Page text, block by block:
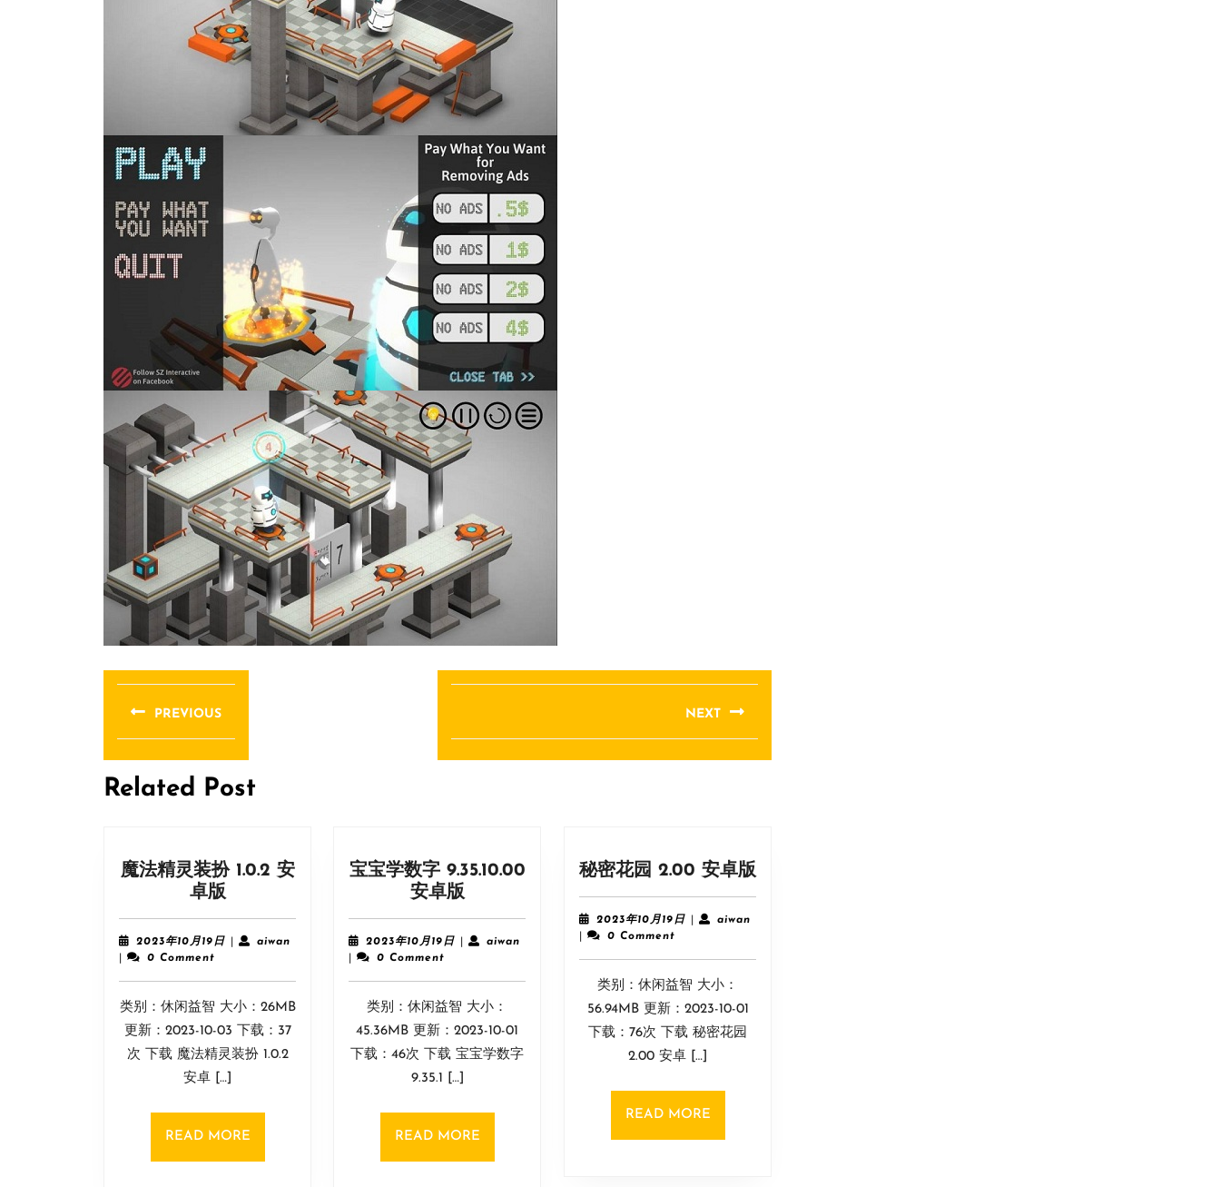
文
章
导
航
PREVIOUS
post:
NEXT
post:
Related Post
魔法精灵装扮 1.0.2 安
卓版
精
装
扮
1.0.2
安
卓
版
2023年10月19日2023
19
aiwanaiwan
0 Comment
类别：休闲益智 大小：26MB
更新：2023-10-03 下载：37
次 下载 魔法精灵装扮 1.0.2
安卓 […]
READ MOREREAD
宝宝学数字 9.35.10.00
安卓版
学
字
9.35.10.00
安
卓
2023年10月19日2023
19
aiwan
0 Comment
类别：休闲益智 大小：
45.36MB 更新：2023-10-01
下载：46次 下载 宝宝学数字
9.35.1 […]
READ MOREREAD
秘密花园 2.00 安卓版
2.00
2023年10月19日2023
19
aiwanaiwan
0 Comment
类别：休闲益智 大小：
56.94MB 更新：2023-10-01
下载：76次 下载 秘密花园
2.00 安卓 […]
READ MOREREAD